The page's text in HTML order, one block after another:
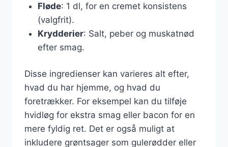
Fløde: 1 dl, for en cremet konsistens
(valgfrit).
Krydderier: Salt, peber og muskatnød
efter smag.
Disse ingredienser kan varieres alt efter,
hvad du har hjemme, og hvad du
foretrækker. For eksempel kan du tilføje
hvidløg for ekstra smag eller bacon for en
mere fyldig ret. Det er også muligt at
inkludere grøntsager som gulerødder eller